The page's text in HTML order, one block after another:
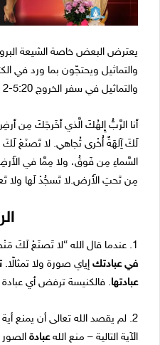
يعترض البعض خاصة الشيعة
والتماثيل ويحتجّون بما ورد في
والتماثيل في سفر الخروج 5:20-2 :
أَنا الرَّبُّ إِلهُكَ الَّذي أَخَرجَكَ مِن
لَكَ آِلهَةٌ أُخْرى تُجاهي. لا تَصنَعْ
السَّماءِ مِن فَوقُ، ولا مِمَّا في
مِن تَحتِ الأَرض.لا تَسجُدْ لَها ولا
1. عندما قال الله “لا تَصنَعْ لَكَ مَنْحوتاً ولا صورةَ شَيءٍ”
في عبادتك إياي صورة ولا تمثالًا.
عبادتها. فالكنيسة ترفض أي عبادة
2. لم يقصد الله تعالى أن يمنع
الآية التالية – منع اللهعبادة الصور